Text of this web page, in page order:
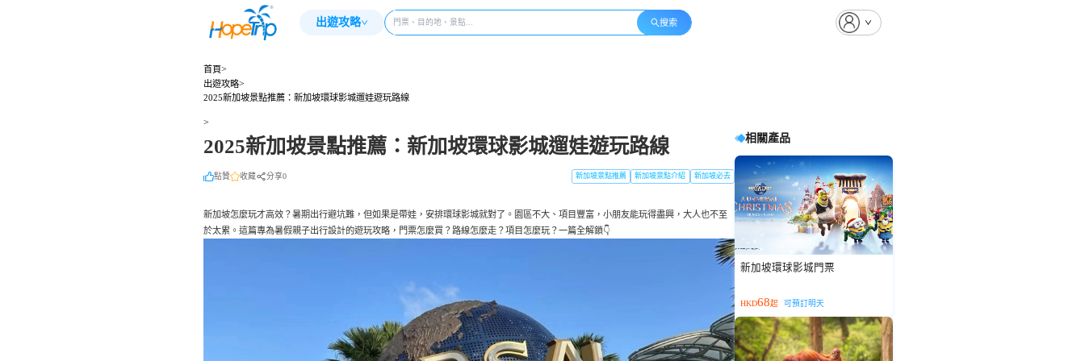
出遊攻略 搜索
首頁>
出遊攻略>
2025新加坡景點推薦：新加坡環球影城遛娃遊玩路線
>
2025新加坡景點推薦：新加坡環球影城遛娃遊玩路線
點贊 收藏 分享0 新加坡景點推薦 新加坡景點介紹 新加坡必去
新加坡怎麼玩才高效？暑期出行避坑難，但如果是帶娃，安排環球影城就對了。園區不大、項目豐富，小朋友能玩得盡興，大人也不至
於太累。這篇專為暑假親子出行設計的遊玩攻略，門票怎麼買？路線怎麼走？項目怎麼玩？一篇全解鎖👇
相關產品
新加坡環球影城門票
HKD68起 可預訂明天